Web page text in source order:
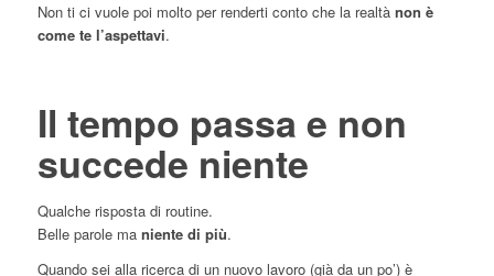
Non ti ci vuole poi molto per renderti conto che la realtà non è
come te l’aspettavi.
Il tempo passa e non
succede niente
Qualche risposta di routine.
Belle parole ma niente di più.
Quando sei alla ricerca di un nuovo lavoro (già da un po’) è